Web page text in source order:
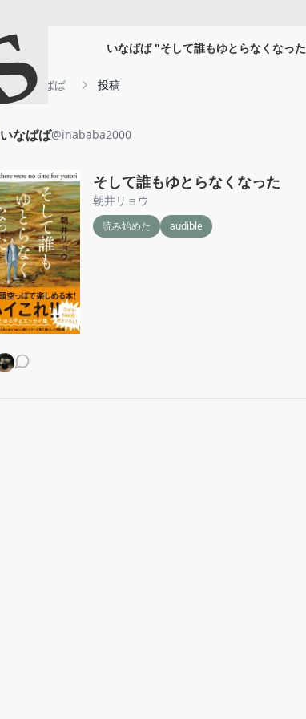
いなばば"そして誰もゆとらなくなった
いなばば 投稿
いなばば@inababa2000
そして誰もゆとらなくなった
朝井リョウ
読み始めた audible